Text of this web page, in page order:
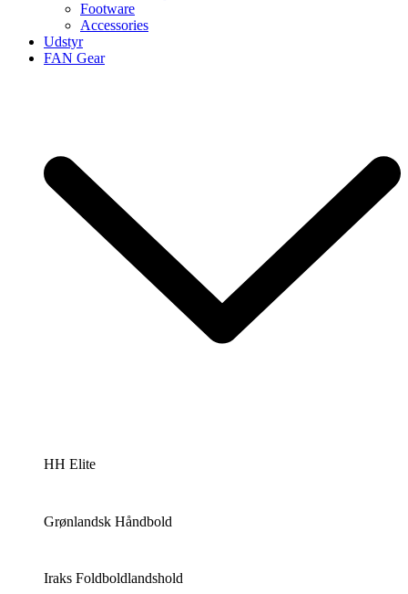
Footware
Accessories
Udstyr
FAN Gear
HH Elite
Grønlandsk Håndbold
Iraks Foldboldlandshold